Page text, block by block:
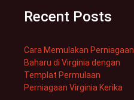
Recent Posts
Cara Memulakan Perniagaan
Baharu di Virginia dengan
Templat Permulaan
Perniagaan Virginia Kerika